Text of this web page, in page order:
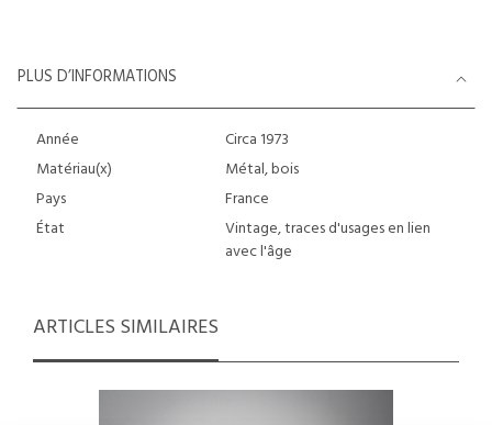
PLUS D’INFORMATIONS
Année
Circa 1973
Matériau(x)
Métal, bois
Pays
France
État
Vintage, traces d'usages en lien
avec l'âge
ARTICLES SIMILAIRES